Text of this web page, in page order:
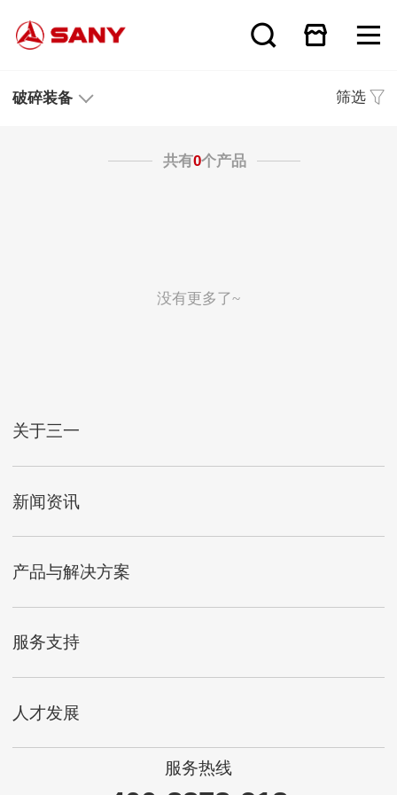
破碎装备 筛选
共有0个产品
没有更多了~
关于三一
新闻资讯
产品与解决方案
服务支持
人才发展
服务热线